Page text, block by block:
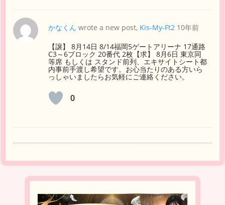
かなくん wrote a new post, Kis-My-Ft2 10年前
【譲】 8月14日 8/14福岡5ゲートアリーナ 17通路
C3～6ブロック 20番代 2枚【求】 8月6日 東京同
等席 もしくは スタンド前列、エキサイトシート都
内事前手渡し希望です。お心当たりのある方いら
っしゃいましたらお気軽にご連絡ください。
0